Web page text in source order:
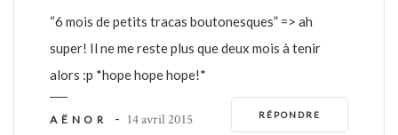
“6 mois de petits tracas boutonesques” => ah
super! Il ne me reste plus que deux mois à tenir
alors :p *hope hope hope!*
RÉPONDRE
AËNOR - 14 avril 2015